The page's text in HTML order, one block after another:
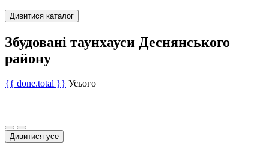
Дивитися каталог
Збудовані таунхауси Деснянського
району
{{ done.total }} Усього
Дивитися усе